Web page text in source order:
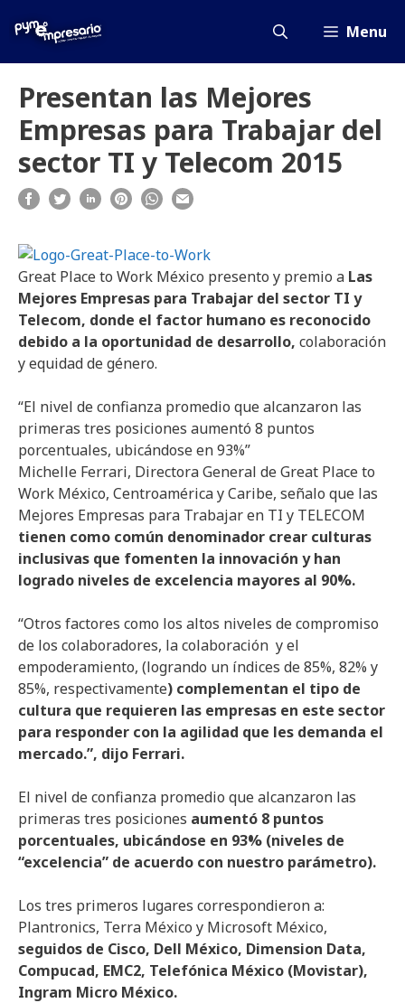
Menu
Presentan las Mejores
Empresas para Trabajar del
sector TI y Telecom 2015
Great Place to Work México presento y premio a Las
Mejores Empresas para Trabajar del sector TI y
Telecom, donde el factor humano es reconocido
debido a la oportunidad de desarrollo, colaboración
y equidad de género.
“El nivel de confianza promedio que alcanzaron las
primeras tres posiciones aumentó 8 puntos
porcentuales, ubicándose en 93%”
Michelle Ferrari, Directora General de Great Place to
Work México, Centroamérica y Caribe, señalo que las
Mejores Empresas para Trabajar en TI y TELECOM
tienen como común denominador crear culturas
inclusivas que fomenten la innovación y han
logrado niveles de excelencia mayores al 90%.
“Otros factores como los altos niveles de compromiso
de los colaboradores, la colaboración y el
empoderamiento, (logrando un índices de 85%, 82% y
85%, respectivamente) complementan el tipo de
cultura que requieren las empresas en este sector
para responder con la agilidad que les demanda el
mercado.”, dijo Ferrari.
El nivel de confianza promedio que alcanzaron las
primeras tres posiciones aumentó 8 puntos
porcentuales, ubicándose en 93% (niveles de
“excelencia” de acuerdo con nuestro parámetro).
Los tres primeros lugares correspondieron a:
Plantronics, Terra México y Microsoft México,
seguidos de Cisco, Dell México, Dimension Data,
Compucad, EMC2, Telefónica México (Movistar),
Ingram Micro México.